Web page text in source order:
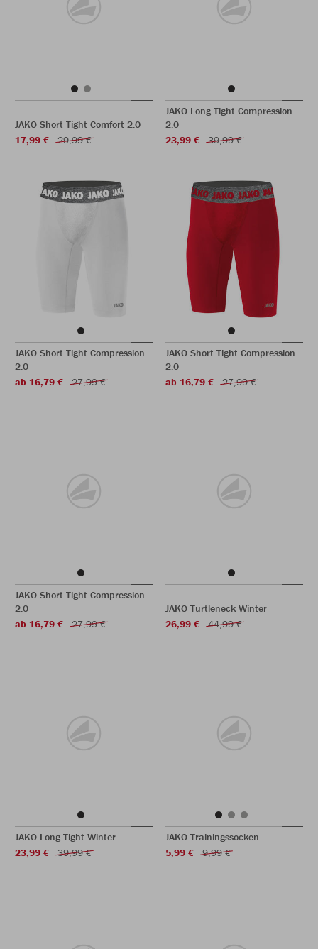
JAKO Short Tight Comfort 2.0
17,99 €
29,99 €
JAKO Long Tight Compression
2.0
23,99 €
39,99 €
JAKO Short Tight Compression
2.0
ab 16,79 €
27,99 €
JAKO Short Tight Compression
2.0
ab 16,79 €
27,99 €
JAKO Short Tight Compression
2.0
ab 16,79 €
27,99 €
JAKO Turtleneck Winter
26,99 €
44,99 €
JAKO Long Tight Winter
23,99 €
39,99 €
JAKO Trainingssocken
5,99 €
9,99 €